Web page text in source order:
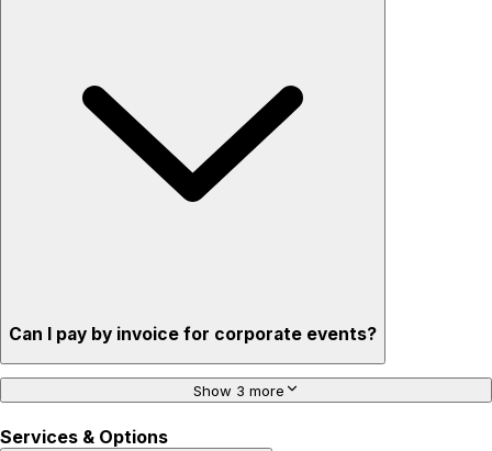
Can I pay by invoice for corporate events?
Show 3 more
Services & Options